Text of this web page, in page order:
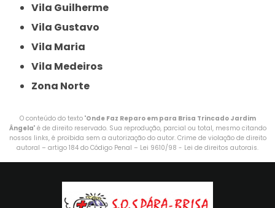
Vila Guilherme
Vila Gustavo
Vila Maria
Vila Medeiros
Zona Norte
O conteúdo do texto "Onde Faz Reparo em para Brisa Trincado Jardim
Ângela" é de direito reservado. Sua reprodução, parcial ou total, mesmo citando
nossos links, é proibida sem a autorização do autor. Crime de violação de direito
autoral – artigo 184 do Código Penal – Lei 9610/98 - Lei de direitos autorais.